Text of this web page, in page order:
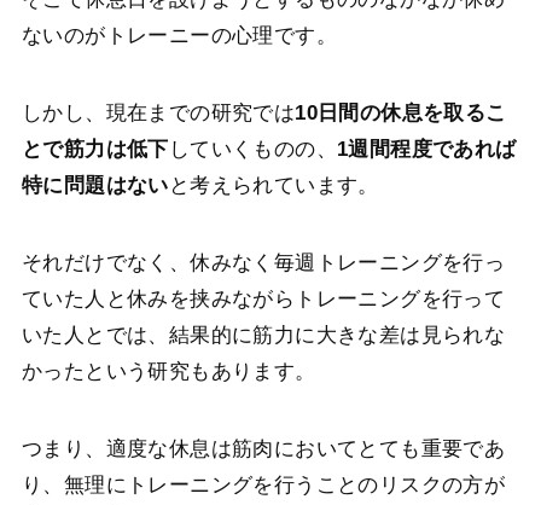
ないのがトレーニーの心理です。
しかし、現在までの研究では10日間の休息を取るこ
とで筋力は低下 していくものの、 1週間程度であれば
特に問題はない と考えられています。
それだけでなく、休みなく毎週トレーニングを行っ
ていた人と休みを挟みながらトレーニングを行って
いた人とでは、結果的に筋力に大きな差は見られな
かったという研究もあります。
つまり、適度な休息は筋肉においてとても重要であ
り、無理にトレーニングを行うことのリスクの方が